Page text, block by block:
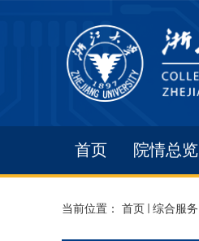
首页 院情总览
当前位置： 首页 综合服务